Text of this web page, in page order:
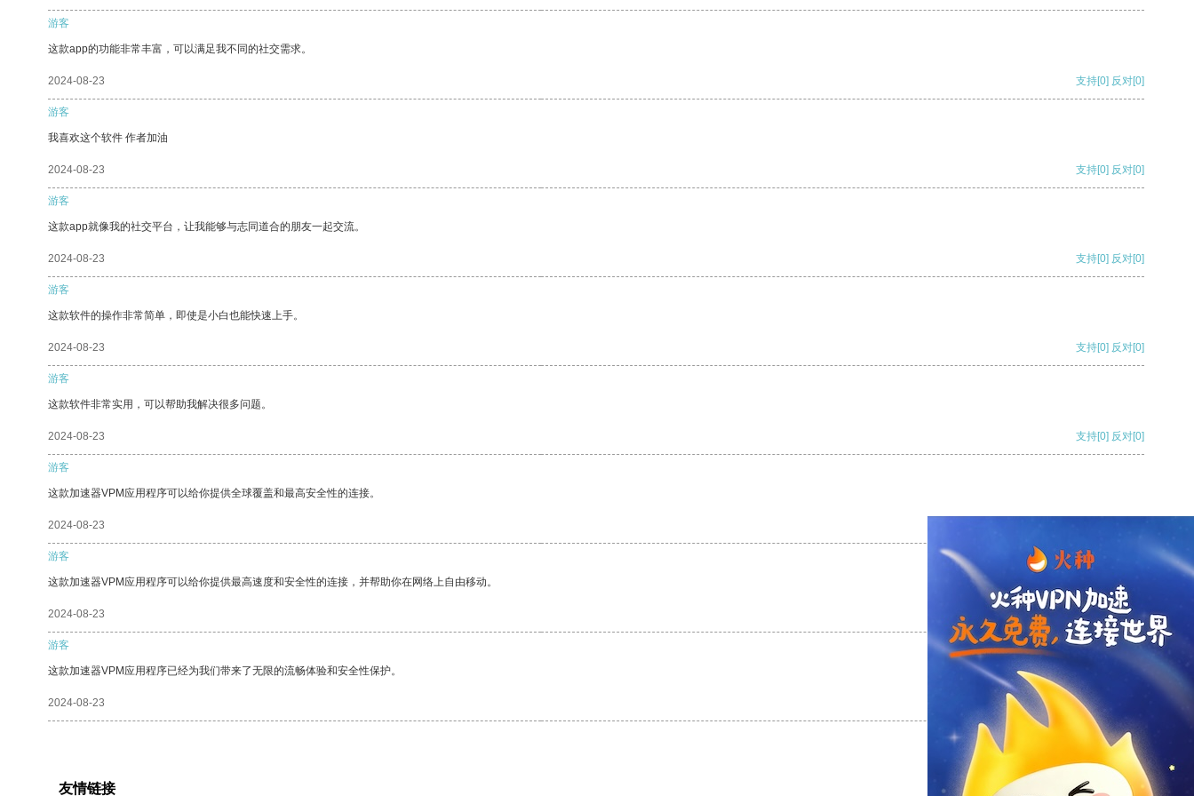
游客
这款app的功能非常丰富，可以满足我不同的社交需求。
2024-08-23 支持[0] 反对[0]
游客
我喜欢这个软件 作者加油
2024-08-23 支持[0] 反对[0]
游客
这款app就像我的社交平台，让我能够与志同道合的朋友一起交流。
2024-08-23 支持[0] 反对[0]
游客
这款软件的操作非常简单，即使是小白也能快速上手。
2024-08-23 支持[0] 反对[0]
游客
这款软件非常实用，可以帮助我解决很多问题。
2024-08-23 支持[0] 反对[0]
游客
这款加速器VPM应用程序可以给你提供全球覆盖和最高安全性的连接。
2024-08-23
游客
这款加速器VPM应用程序可以给你提供最高速度和安全性的连接，并帮助你在网络上自由移动。
2024-08-23 支持 [0] 反对 [0]
游客
这款加速器VPM应用程序已经为我们带来了无限的流畅体验和安全性保护。
2024-08-23 支持
友情链接